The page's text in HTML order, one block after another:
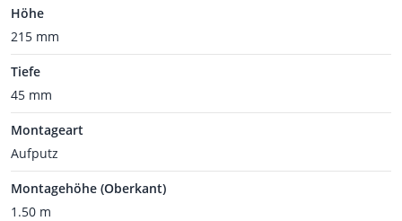
Höhe
215 mm
Tiefe
45 mm
Montageart
Aufputz
Montagehöhe (Oberkant)
1.50 m